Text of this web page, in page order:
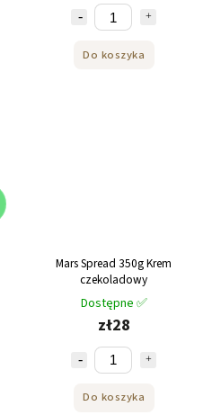
Do koszyka
Mars Spread 350g Krem
czekoladowy
Dostępne ✅
zł28
Do koszyka